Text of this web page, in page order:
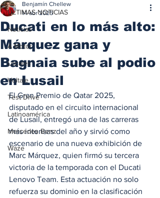
ÚLTIMAS NOTICIAS
Noticias
A Motor
Locales
Voltaje
Test Drive
Latinoamérica
Mercedes Benz
Waze
Ducati en lo más alto:
Márquez gana y
Bagnaia sube al podio
en Lusail
Benjamín Chellew
14 abr 2025
El Gran Premio de Qatar 2025,
disputado en el circuito internacional
de Lusail, entregó una de las carreras
más intensas del año y sirvió como
escenario de una nueva exhibición de
Marc Márquez, quien firmó su tercera
victoria de la temporada con el Ducati
Lenovo Team. Esta actuación no solo
refuerza su dominio en la clasificación